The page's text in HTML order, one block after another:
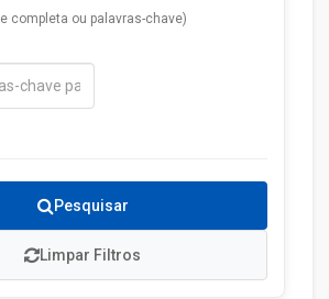
completa ou palavras-chave)
Limpar Filtros
Pesquisar